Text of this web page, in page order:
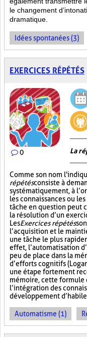
le changement
dramatique.
Idées spontanées (3)
EXERCICES RÉPÉTÉS
0 La
Comme son nom
répétésconsiste à
systématiquement, à
les connaissances ou
tâche en question peut
la résolution d’un
LesExercices répétés
l’acquisition et le
une tâche le plus
effet, l’automatisation
peu de place dans la
d’efforts cognitifs
une étape fortement
mémoire, cette
l’intégration des
développement
Automatisme (1)